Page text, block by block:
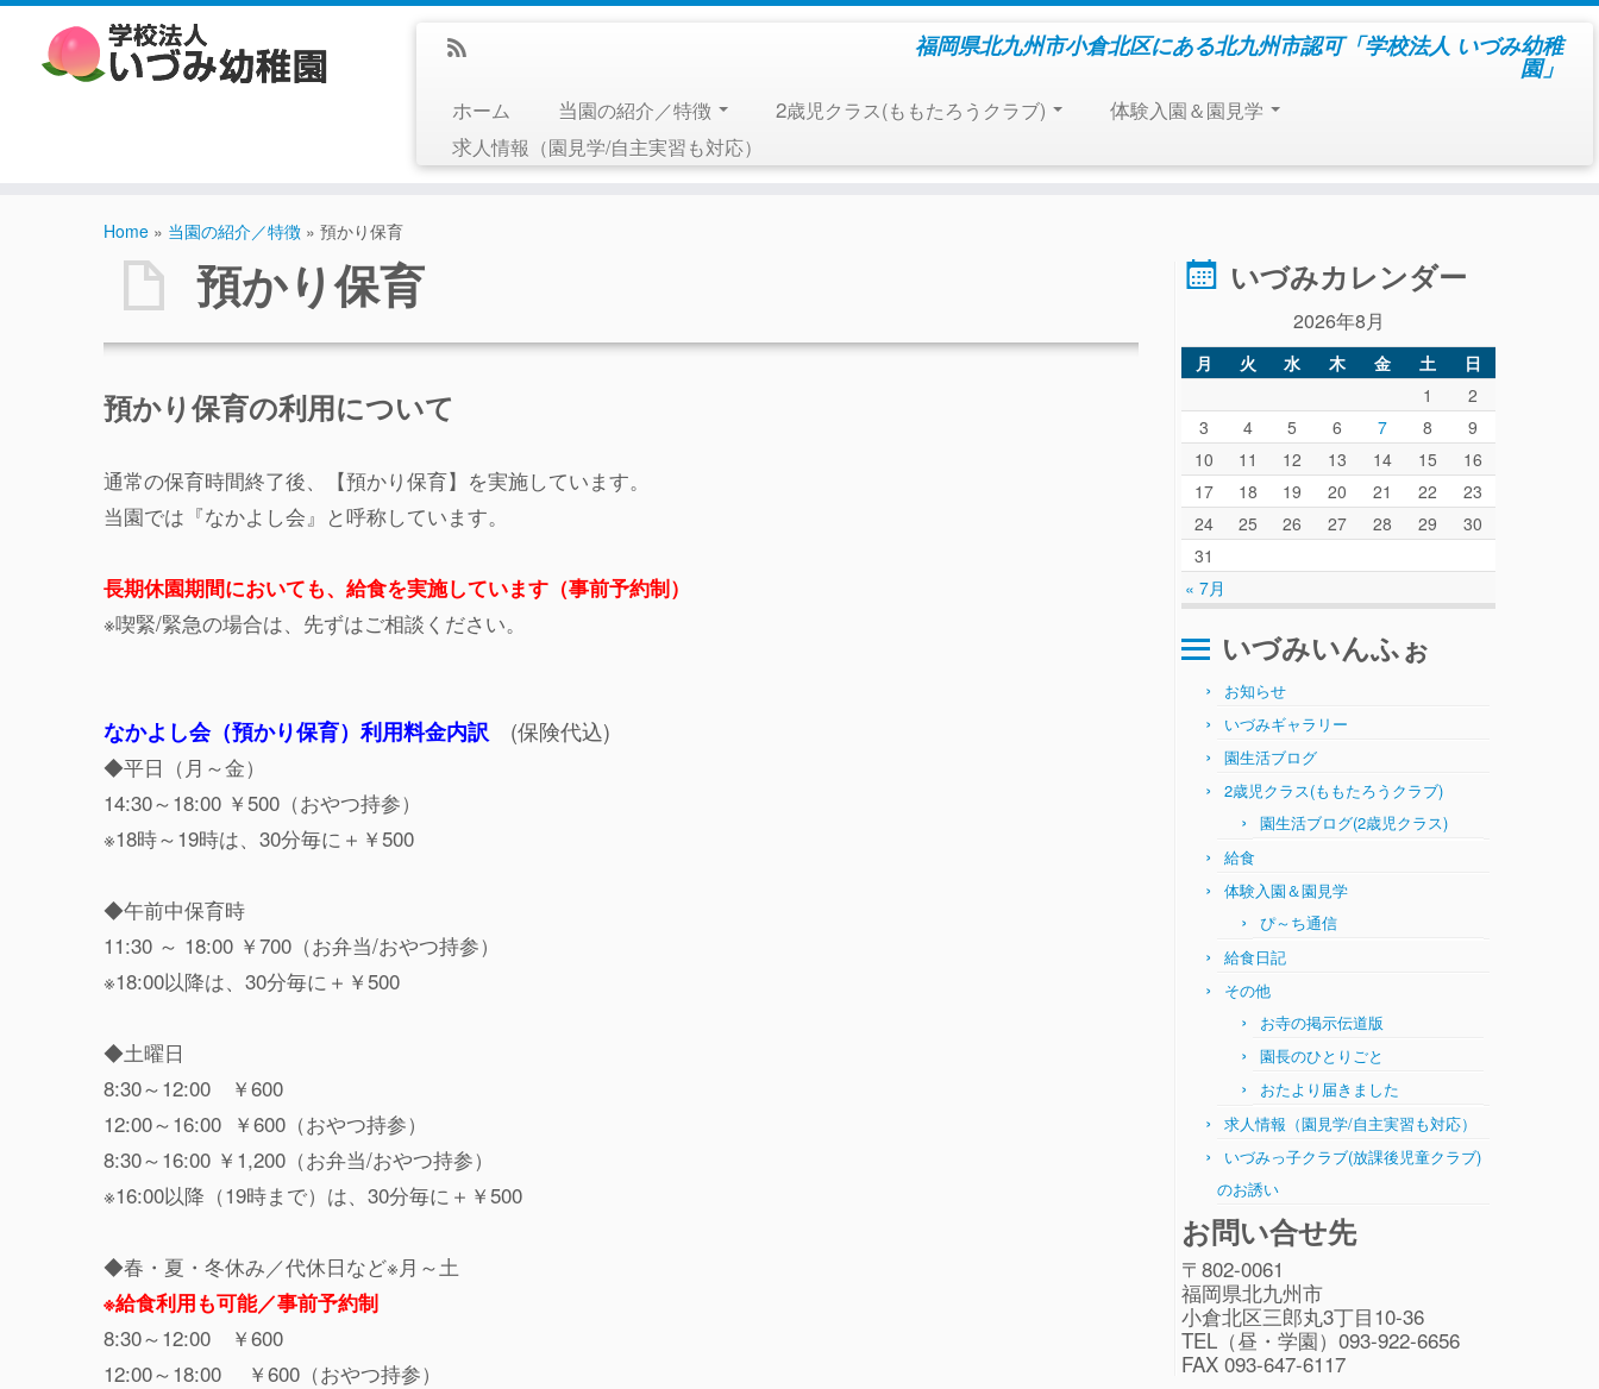
福岡県北九州市小倉北区にある北九州市認可「学校法人 いづみ幼稚
園」
ホーム 当園の紹介／特徴 2歳児クラス(ももたろうクラブ)
体験入園＆園見学
求人情報（園見学/自主実習も対応）
Home » 当園の紹介／特徴 » 預かり保育
預かり保育
預かり保育の利用について
通常の保育時間終了後、【預かり保育】を実施しています。
当園では『なかよし会』と呼称しています。
長期休園期間においても、給食を実施しています（事前予約制）
※喫緊/緊急の場合は、先ずはご相談ください。
なかよし会（預かり保育）利用料金内訳 (保険代込)
◆平日（月～金）
14:30～18:00 ￥500（おやつ持参）
※18時～19時は、30分毎に＋￥500
◆午前中保育時
11:30 ～ 18:00 ￥700（お弁当/おやつ持参）
※18:00以降は、30分毎に＋￥500
◆土曜日
8:30～12:00 ￥600
12:00～16:00 ￥600（おやつ持参）
8:30～16:00 ￥1,200（お弁当/おやつ持参）
※16:00以降（19時まで）は、30分毎に＋￥500
◆春・夏・冬休み／代休日など※月～土
※給食利用も可能／事前予約制
8:30～12:00 ￥600
12:00～18:00 ￥600（おやつ持参）
いづみカレンダー
2026年8月
月 火 水 木 金 土 日
« 7月
1
2
3
4 5 6 7 8
9
10
11 12 13 14 15
16
17
18 19 20 21 22
23
24
25 26 27 28 29
30
31
いづみいんふぉ
お知らせ
いづみギャラリー
園生活ブログ
2歳児クラス(ももたろうクラブ)
園生活ブログ(2歳児クラス)
給食
体験入園＆園見学
ぴ～ち通信
給食日記
その他
お寺の掲示伝道版
園長のひとりごと
おたより届きました
求人情報（園見学/自主実習も対応）
いづみっ子クラブ(放課後児童クラブ)
のお誘い
お問い合せ先
〒802-0061
福岡県北九州市
小倉北区三郎丸3丁目10-36
TEL（昼・学園）093-922-6656
FAX 093-647-6117